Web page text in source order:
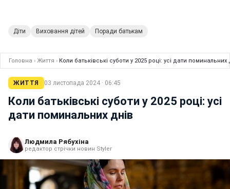
Діти Виховання дітей Поради батькам
Головна › Життя › Коли батьківські суботи у 2025 році: усі дати поминальних
ЖИТТЯ 03 листопада 2024 · 06:45
Коли батьківські суботи у 2025 році: усі
дати поминальних днів
Людмила Рябухіна
редактор стрічки новин Styler